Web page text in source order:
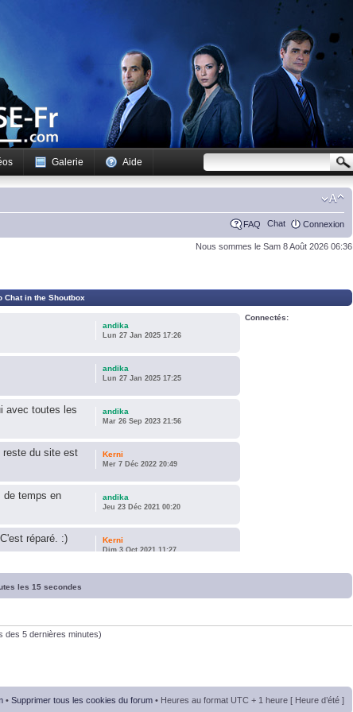
Galerie Aide
FAQ Chat Connexion
Nous sommes le Sam 8 Août 2026 06:36
Chat in the Shoutbox
andika
Lun 27 Jan 2025 17:26
andika
Lun 27 Jan 2025 17:25
avec toutes les
andika
Mar 26 Sep 2023 21:56
reste du site est
Kerni
Mer 7 Déc 2022 20:49
de temps en
andika
Jeu 23 Déc 2021 00:20
réparé. :) Kerni
Dim 3 Oct 2021 11:27
!
6; 7 et 8 ! andika
Connectés:
les 15 secondes
des 5 dernières minutes)
• Supprimer tous les cookies du forum • Heures au format UTC + 1 heure [ Heure d’été ]